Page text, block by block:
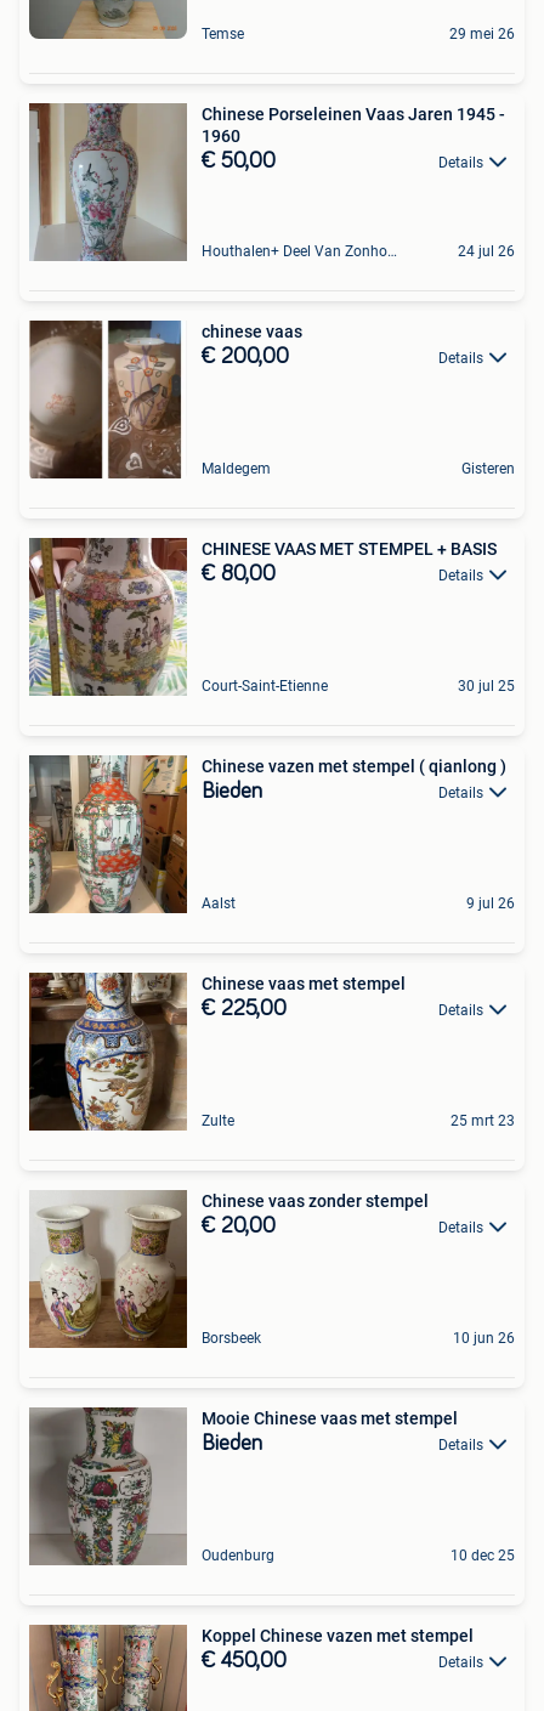
Temse 29 mei 26
Chinese Porseleinen Vaas Jaren 1945 -
1960
€ 50,00 Details
Houthalen+ Deel Van Zonhoven En Zolder 24 jul 26
chinese vaas
€ 200,00 Details
Maldegem Gisteren
CHINESE VAAS MET STEMPEL + BASIS
€ 80,00 Details
Court-Saint-Etienne 30 jul 25
Chinese vazen met stempel ( qianlong )
Bieden Details
Aalst 9 jul 26
Chinese vaas met stempel
€ 225,00 Details
Zulte 25 mrt 23
Chinese vaas zonder stempel
€ 20,00 Details
Borsbeek 10 jun 26
Mooie Chinese vaas met stempel
Bieden Details
Oudenburg 10 dec 25
Koppel Chinese vazen met stempel
€ 450,00 Details